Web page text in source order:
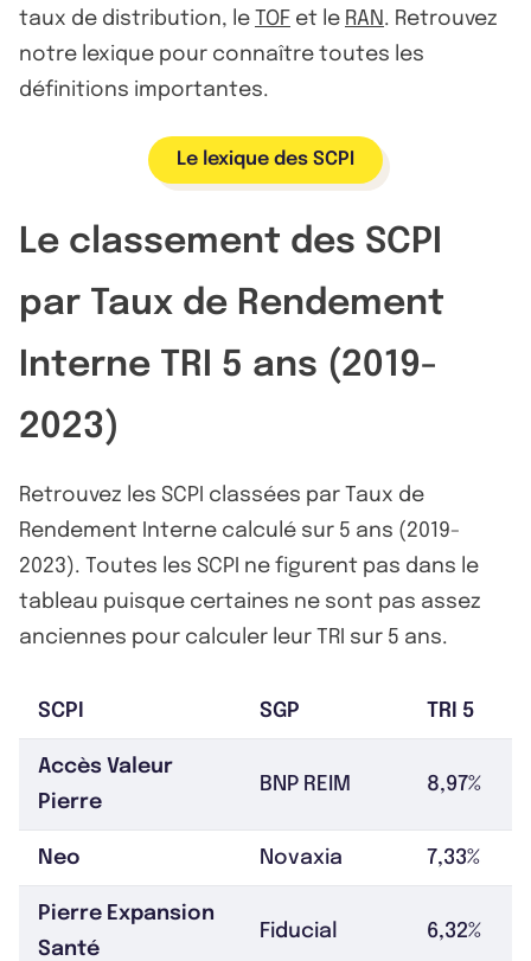
taux de distribution, le TOF et le RAN . Retrouvez
notre lexique pour connaître toutes les
définitions importantes.
Le lexique des SCPI
Le classement des SCPI
par Taux de Rendement
Interne TRI 5 ans (2019-
2023)
Retrouvez les SCPI classées par Taux de
Rendement Interne calculé sur 5 ans (2019-
2023). Toutes les SCPI ne figurent pas dans le
tableau puisque certaines ne sont pas assez
anciennes pour calculer leur TRI sur 5 ans.
SCPI SGP TRI 5
Accès Valeur
Pierre
BNP REIM 8,97%
Neo Novaxia 7,33%
Pierre Expansion
Santé
Fiducial 6,32%